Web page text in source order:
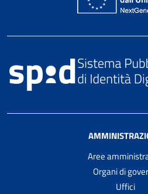
Aree
Organi di
Uffici